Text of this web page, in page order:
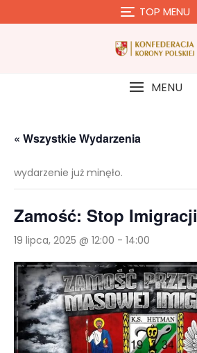
to
TOP MENU
MENU
« Wszystkie Wydarzenia
wydarzenie już minęło.
Zamość: Stop Imigracji
19 lipca, 2025 @ 12:00 - 14:00